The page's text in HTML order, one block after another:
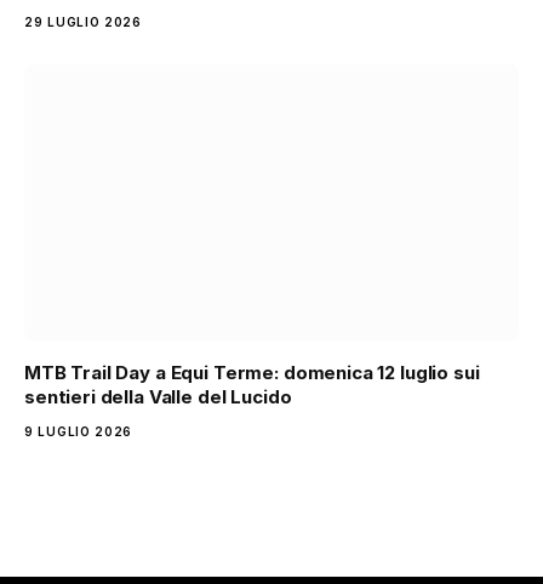
29 LUGLIO 2026
MTB Trail Day a Equi Terme: domenica 12 luglio sui
sentieri della Valle del Lucido
9 LUGLIO 2026